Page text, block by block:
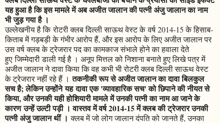
यह हुआ है कि इस मामले में अब अजीत जालान की पत्नी अंजु जालान का नाम
भी जुड़ गया है ।
उल्लेखनीय है कि रोटरी क्लब दिल्ली साऊथ वेस्ट के वर्ष 2014-15 के हिसाब-
किताब में गड़बड़ी के गंभीर आरोप हैं, और इस आरोप के लिए अजीत जालान पर
उस वर्ष क्लब के ट्रेजरार पद का कामकाज संभाले होने का हवाला देते
हुए जिम्मेदारी डाली गई है । अनूप मित्तल को निशाना बनाते हुए लिखे पत्र में
अजीत जालान ने दावा किया कि वह कभी भी रोटरी क्लब दिल्ली साऊथ वेस्ट
के ट्रेजरार नहीं रहे हैं ।तकनीकी रूप से अजीत जालान का दावा बिलकुल
सच है; लेकिन उन्होंने यह दावा एक 'व्यावहारिक सच' को छिपाने की नीयत से
किया, और उनकी यही होशियारी मामले में उनकी पत्नी का नाम आ जाने के
कारण उन्हें उल्टी पड़ी । वास्तव में वर्ष 2014-15 में क्लब की ट्रेजरार उनकी
पत्नी अंजु जालान थीं । क्लब में जो लोग जालान दंपति को जानते हैं, उनका